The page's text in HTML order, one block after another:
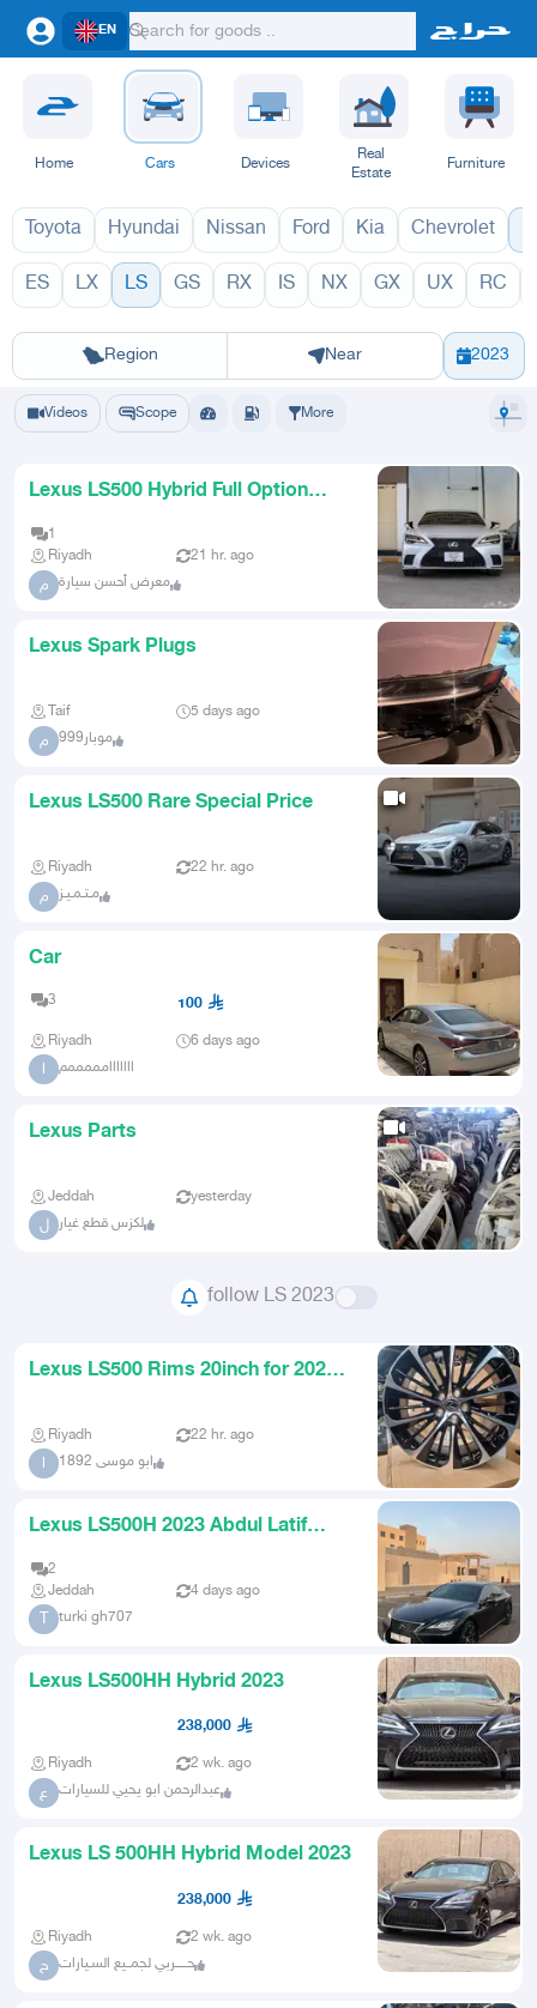
EN
Home Cars Devices
Real
Estate
Furniture
Toyota Hyundai Nissan Ford Kia Chevrolet
ES LX LS GS RX IS NX GX UX RC
Region
Riyadh Eastern Region Yanbu Hafar Al Batin Madinah
Near 2023
LS 2027 LS
Videos Scope More
Lexus LS500 Hybrid Full Option
1
Riyadh
21 hr. ago
م معرض أحسن سيارة
Lexus Spark Plugs
Taif 5 days ago
م موبار999
Lexus LS500 Rare Special Price
Riyadh 22 hr. ago
م مـتـمـيـز
Car
3 100
Riyadh 6 days ago
ا ااااااامممممم
Lexus Parts
Jeddah yesterday
ل لكزس قطع غيار
follow LS 2023
Lexus LS500 Rims 20inch for 2023
Riyadh 22 hr. ago
ا ابو موسى 1892
Lexus LS500H 2023 Abdul Latif
2
Jeddah
4 days ago
T turki gh707
Lexus LS500HH Hybrid 2023
238,000
Riyadh 2 wk. ago
ع عبدالرحمن ابو يحيي للسيارات
Lexus LS 500HH Hybrid Model 2023
238,000
Riyadh 2 wk. ago
ح حـــــربي لجمــيع السـيارات